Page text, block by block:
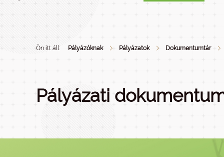
Ön itt áll: Pályázóknak Pályázatok Dokumentumtár
Pályázati